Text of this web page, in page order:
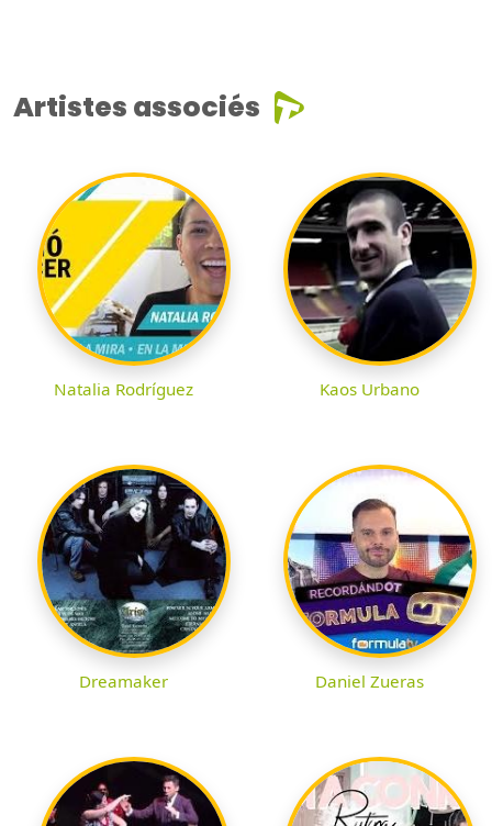
Artistes associés
Natalia Rodríguez Kaos Urbano
Dreamaker Daniel Zueras